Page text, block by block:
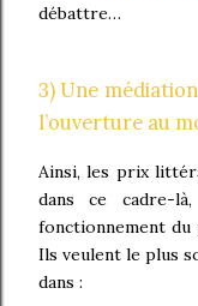
débattre…
3) Une
l’ouverture au
Ainsi, les prix
dans ce cadre-
fonctionnement du
Ils veulent le plus
dans :